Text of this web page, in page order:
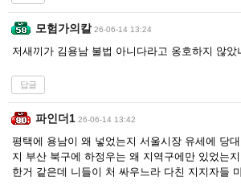
모험가의칼 26-06-14 13:24
저새끼가 김용남 불법 아니다라고 옹호하지 않았
답글
파인더1 26-06-14 13:42
평택에 용남이 왜 넣었는지 서울시장 유세에 당
지 부산 북구에 하정우는 왜 지역구에만 있었는
한거 같은데 니들이 처 싸우느라 다친 지지자들